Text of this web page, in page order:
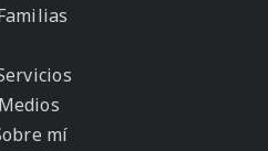
Medios
mí